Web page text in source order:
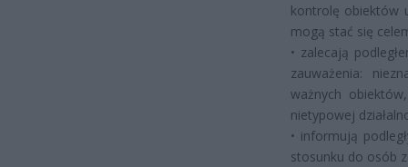
kontrolę obiektów
mogą stać się
• zalecają
zauważenia:
ważnych
nietypowej
• informują
stosunku do osób